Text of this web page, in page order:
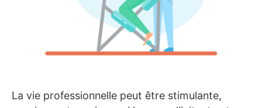
La vie professionnelle peut être stimulante,